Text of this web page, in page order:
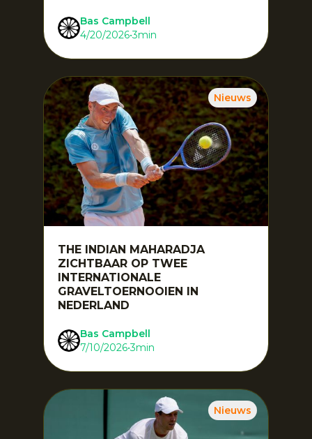
Bas Campbell
4/20/2026•3min
Nieuws
THE INDIAN MAHARADJA
ZICHTBAAR OP TWEE
INTERNATIONALE
GRAVELTOERNOOIEN IN
NEDERLAND
Bas Campbell
7/10/2026•3min
Nieuws